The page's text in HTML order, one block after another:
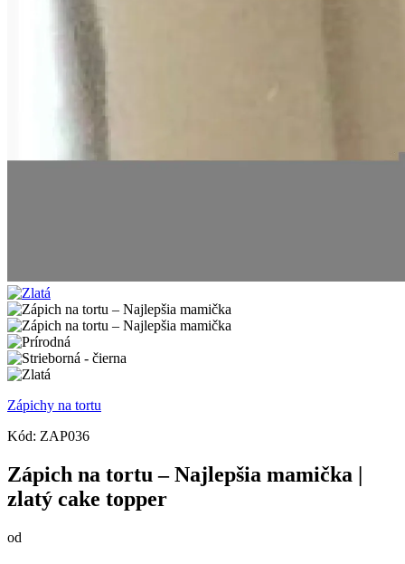
Zápichy na tortu
Kód: ZAP036
Zápich na tortu – Najlepšia mamička |
zlatý cake topper
od